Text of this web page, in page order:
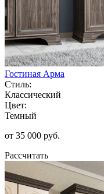
Гостиная Арма
Стиль:
Классический
Цвет:
Темный
от 35 000 руб.
Рассчитать